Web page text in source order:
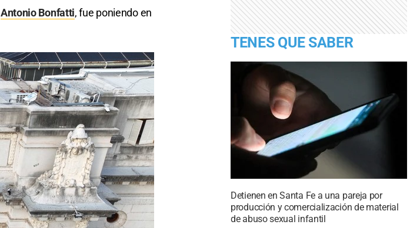
Antonio Bonfatti, fue poniendo en
TENES QUE SABER
Detienen en Santa Fe a una pareja por
producción y comercialización de material
de abuso sexual infantil